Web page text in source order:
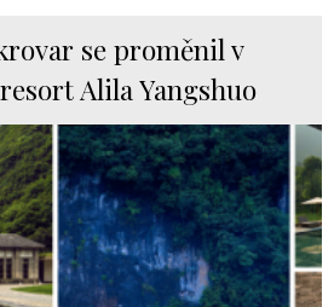
se proměnil v
Alila Yangshuo